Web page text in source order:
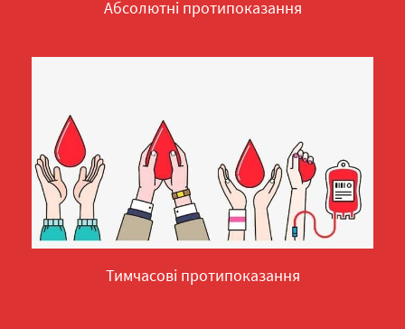
Абсолютні протипоказання
Тимчасові протипоказання